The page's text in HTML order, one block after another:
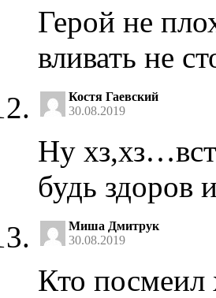
Герой не
вливать не
Костя Гаевский
30.08.2019
Ну
будь здоров
Миша Дмитрук
30.08.2019
Кто посмеил